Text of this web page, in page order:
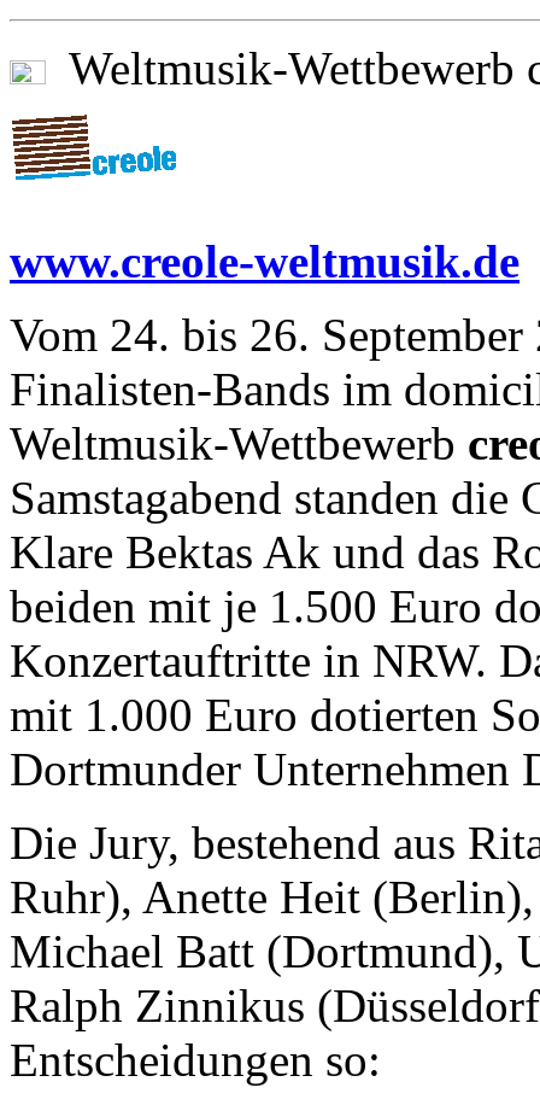
Weltmusik-Wettbewerb
www.creole-weltmusik.de
Vom 24. bis 26.
Finalisten-Bands im
Weltmusik-Wettbewerb
Samstagabend standen
Klare Bektas Ak und das
beiden mit je 1.500 Euro
Konzertauftritte in NRW.
mit 1.000 Euro dotierten
Dortmunder Unternehmen
Die Jury, bestehend aus
Ruhr), Anette Heit
Michael Batt (Dortmund),
Ralph Zinnikus
Entscheidungen so: